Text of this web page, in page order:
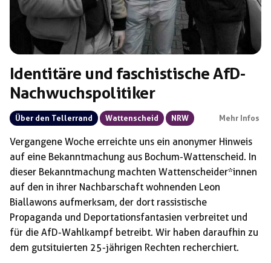
Identitäre und faschistische AfD-
Nachwuchspolitiker
Über den Tellerrand Wattenscheid NRW Mehr Infos
Vergangene Woche erreichte uns ein anonymer Hinweis
auf eine Bekanntmachung aus Bochum-Wattenscheid. In
dieser Bekanntmachung machten Wattenscheider*innen
auf den in ihrer Nachbarschaft wohnenden Leon
Biallawons aufmerksam, der dort rassistische
Propaganda und Deportationsfantasien verbreitet und
für die AfD-Wahlkampf betreibt. Wir haben daraufhin zu
dem gutsituierten 25-jährigen Rechten recherchiert.